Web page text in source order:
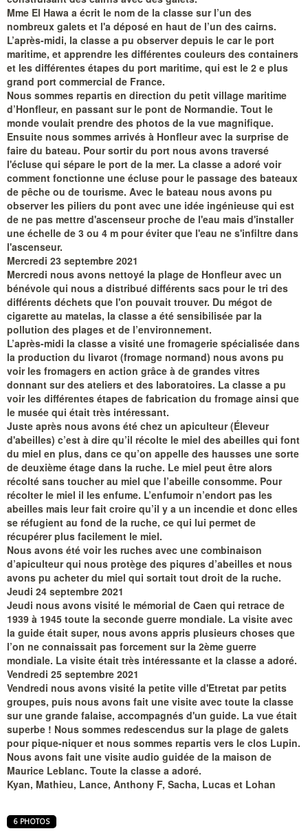
Mme El Hawa a écrit le nom de la classe sur l’un des
nombreux galets et l'a déposé en haut de l’un des cairns.
L’après-midi, la classe a pu observer depuis le car le port
maritime, et apprendre les différentes couleurs des containers
et les différentes étapes du port maritime, qui est le 2 e plus
grand port commercial de France.
Nous sommes repartis en direction du petit village maritime
d’Honfleur, en passant sur le pont de Normandie. Tout le
monde voulait prendre des photos de la vue magnifique.
Ensuite nous sommes arrivés à Honfleur avec la surprise de
faire du bateau. Pour sortir du port nous avons traversé
l'écluse qui sépare le port de la mer. La classe a adoré voir
comment fonctionne une écluse pour le passage des bateaux
de pêche ou de tourisme. Avec le bateau nous avons pu
observer les piliers du pont avec une idée ingénieuse qui est
de ne pas mettre d'ascenseur proche de l'eau mais d'installer
une échelle de 3 ou 4 m pour éviter que l'eau ne s'infiltre dans
l'ascenseur.
Mercredi 23 septembre 2021
Mercredi nous avons nettoyé la plage de Honfleur avec un
bénévole qui nous a distribué différents sacs pour le tri des
différents déchets que l'on pouvait trouver. Du mégot de
cigarette au matelas, la classe a été sensibilisée par la
pollution des plages et de l’environnement.
L’après-midi la classe a visité une fromagerie spécialisée dans
la production du livarot (fromage normand) nous avons pu
voir les fromagers en action grâce à de grandes vitres
donnant sur des ateliers et des laboratoires. La classe a pu
voir les différentes étapes de fabrication du fromage ainsi que
le musée qui était très intéressant.
Juste après nous avons été chez un apiculteur (Éleveur
d'abeilles) c’est à dire qu’il récolte le miel des abeilles qui font
du miel en plus, dans ce qu’on appelle des hausses une sorte
de deuxième étage dans la ruche. Le miel peut être alors
récolté sans toucher au miel que l’abeille consomme. Pour
récolter le miel il les enfume. L’enfumoir n’endort pas les
abeilles mais leur fait croire qu’il y a un incendie et donc elles
se réfugient au fond de la ruche, ce qui lui permet de
récupérer plus facilement le miel.
Nous avons été voir les ruches avec une combinaison
d’apiculteur qui nous protège des piqures d’abeilles et nous
avons pu acheter du miel qui sortait tout droit de la ruche.
Jeudi 24 septembre 2021
Jeudi nous avons visité le mémorial de Caen qui retrace de
1939 à 1945 toute la seconde guerre mondiale. La visite avec
la guide était super, nous avons appris plusieurs choses que
l’on ne connaissait pas forcement sur la 2ème guerre
mondiale. La visite était très intéressante et la classe a adoré.
Vendredi 25 septembre 2021
Vendredi nous avons visité la petite ville d'Etretat par petits
groupes, puis nous avons fait une visite avec toute la classe
sur une grande falaise, accompagnés d'un guide. La vue était
superbe ! Nous sommes redescendus sur la plage de galets
pour pique-niquer et nous sommes repartis vers le clos Lupin.
Nous avons fait une visite audio guidée de la maison de
Maurice Leblanc. Toute la classe a adoré.
Kyan, Mathieu, Lance, Anthony F, Sacha, Lucas et Lohan
6 PHOTOS